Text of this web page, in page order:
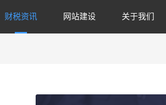
财税资讯 网站建设 关于我们